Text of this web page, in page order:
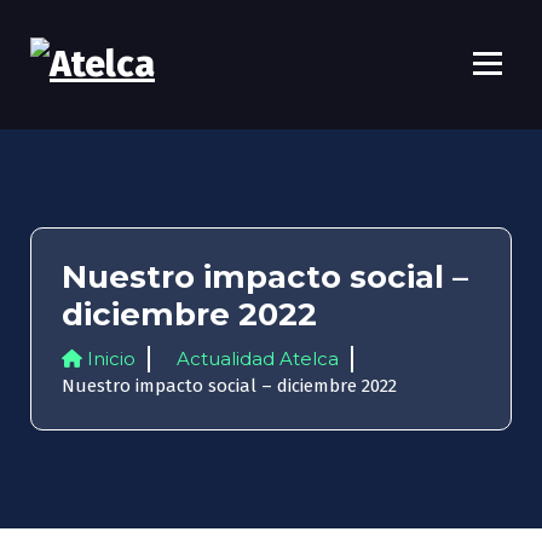
Nuestro impacto social –
diciembre 2022
Inicio Actualidad Atelca
Nuestro impacto social – diciembre 2022